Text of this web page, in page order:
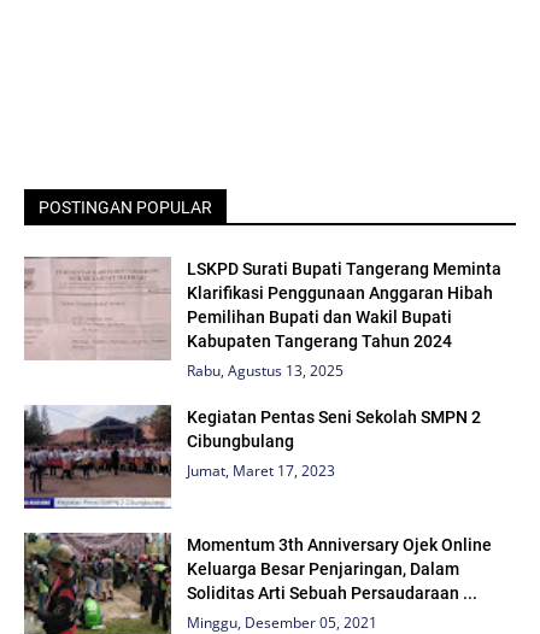
POSTINGAN POPULAR
LSKPD Surati Bupati Tangerang Meminta
Klarifikasi Penggunaan Anggaran Hibah
Pemilihan Bupati dan Wakil Bupati
Kabupaten Tangerang Tahun 2024
Rabu, Agustus 13, 2025
Kegiatan Pentas Seni Sekolah SMPN 2
Cibungbulang
Jumat, Maret 17, 2023
Momentum 3th Anniversary Ojek Online
Keluarga Besar Penjaringan, Dalam
Soliditas Arti Sebuah Persaudaraan ...
Minggu, Desember 05, 2021